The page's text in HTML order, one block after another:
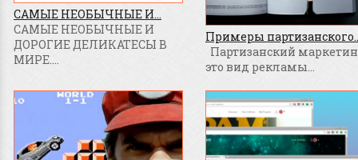
САМЫЕ НЕОБЫЧНЫЕ И...
САМЫЕ НЕОБЫЧНЫЕ И
ДОРОГИЕ ДЕЛИКАТЕСЫ В
МИРЕ....
Примеры
Партизанский
это вид рекламы...